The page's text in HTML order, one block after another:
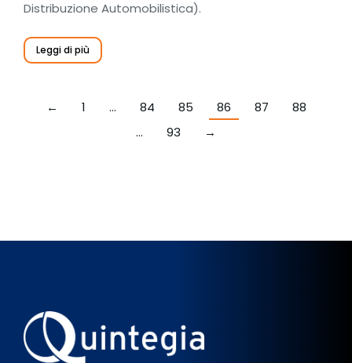
Distribuzione Automobilistica).
Leggi di più
← 1 … 84 85 86 87
88
…
93 →